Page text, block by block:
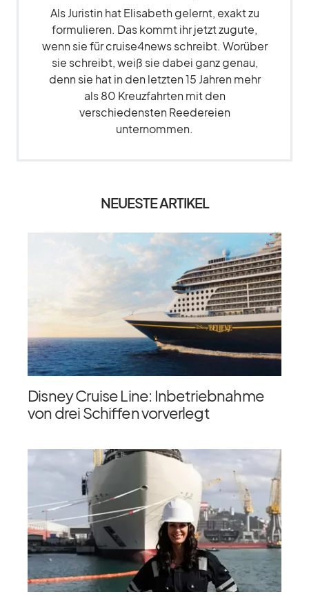
Als Juristin hat Elisabeth gelernt, exakt zu
formulieren. Das kommt ihr jetzt zugute,
wenn sie für cruise4news schreibt. Worüber
sie schreibt, weiß sie dabei ganz genau,
denn sie hat in den letzten 15 Jahren mehr
als 80 Kreuzfahrten mit den
verschiedensten Reedereien
unternommen.
NEUESTE ARTIKEL
Disney Cruise Line: Inbetriebnahme
von drei Schiffen vorverlegt